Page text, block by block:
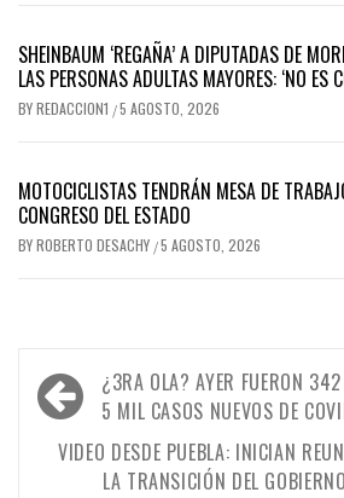
SHEINBAUM ‘REGAÑA’ A DIPUTADAS DE
LAS PERSONAS ADULTAS MAYORES: ‘NO ES
BYREDACCION1 /5 AGOSTO, 2026
MOTOCICLISTAS TENDRÁN MESA DE
CONGRESO DEL ESTADO
BYROBERTO DESACHY /5 AGOSTO, 2026
Navegación
de
entradas
¿3RA OLA? AYER FUERON
5 MIL CASOS NUEVOS DE
VIDEO DESDE PUEBLA: INICIAN
LA TRANSICIÓN DEL